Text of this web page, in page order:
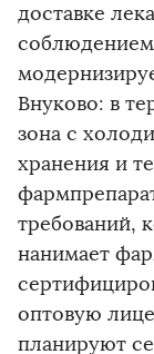
доставке
Внуково: в
зона с
хранения и
требований,
нанимает
оптовую
планируют